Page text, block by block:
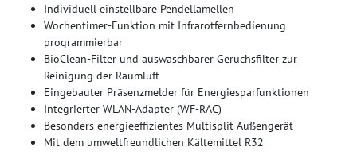
Individuell einstellbare Pendellamellen
Wochentimer-Funktion mit Infrarotfernbedienung
programmierbar
BioClean-Filter und auswaschbarer Geruchsfilter zur
Reinigung der Raumluft
Eingebauter Präsenzmelder für Energiesparfunktionen
Integrierter WLAN-Adapter (WF-RAC)
Besonders energieeffizientes Multisplit Außengerät
Mit dem umweltfreundlichen Kältemittel R32